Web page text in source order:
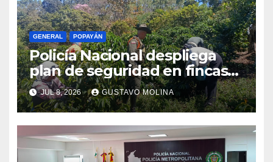
GENERAL POPAYÁN
Policía Nacional despliega
plan de seguridad en fincas
cafeteras para proteger a
productores de Popayán
JUL 8, 2026 GUSTAVO MOLINA